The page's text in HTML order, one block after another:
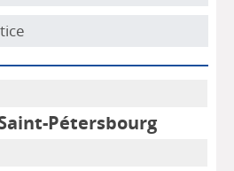
Pétersbourg